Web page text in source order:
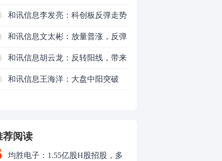
下跌！注意今天这么走！
和讯信息李发亮：科创板反弹走势
表现亮眼
和讯信息文太彬：放量普涨，反弹
空间及应对策略？
和讯信息胡云龙：反转阳线，带来
的改变
和讯信息王海洋：大盘中阳突破
荐阅读
均胜电子：1.55亿股H股招股，多